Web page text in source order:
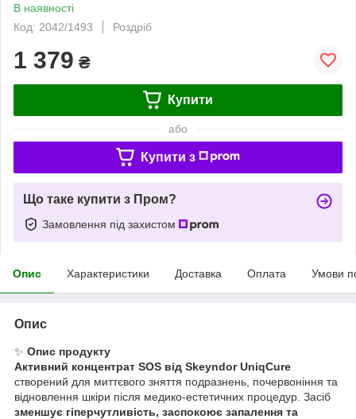
В наявності
Код: 2042/1493
Роздріб
1 379 ₴
Купити
або
Купити з
Що таке купити з Пром?
Замовлення під захистом
Опис Характеристики Доставка Оплата Умови
Опис
✨ Опис продукту
Активний концентрат SOS від Skeyndor UniqCure
створений для миттєвого зняття подразнень, почервоніння та
відновлення шкіри після медико-естетичних процедур. Засіб
зменшує гіперчутливість, заспокоює запалення та